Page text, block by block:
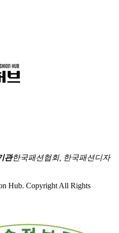
관한국패션협회, 한국패션디자
Hub. Copyright All Rights